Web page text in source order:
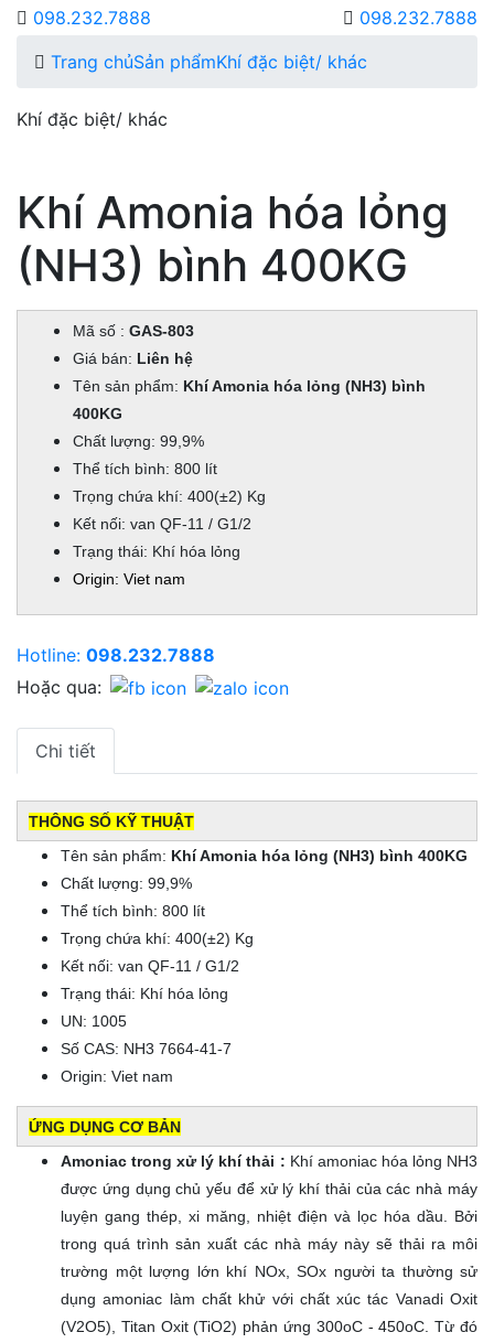
098.232.7888
098.232.7888
Trang chủSản phẩmKhí đặc biệt/ khác
Khí đặc biệt/ khác
Khí Amonia hóa lỏng
(NH3) bình 400KG
Mã số : GAS-803
Giá bán: Liên hệ
Tên sản phẩm: Khí Amonia hóa lỏng (NH3) bình
400KG
Chất lượng: 99,9%
Thể tích bình: 800 lít
Trọng chứa khí: 400(±2) Kg
Kết nối: van QF-11 / G1/2
Trạng thái: Khí hóa lỏng
Origin: Viet nam
Hotline: 098.232.7888
Hoặc qua:
Chi tiết
THÔNG SỐ KỸ THUẬT
Tên sản phẩm: Khí Amonia hóa lỏng (NH3) bình 400KG
Chất lượng: 99,9%
Thể tích bình: 800 lít
Trọng chứa khí: 400(±2) Kg
Kết nối: van QF-11 / G1/2
Trạng thái: Khí hóa lỏng
UN: 1005
Số CAS: NH3 7664-41-7
Origin: Viet nam
ỨNG DỤNG CƠ BẢN
Amoniac trong xử lý khí thải : Khí amoniac hóa lỏng NH3
được ứng dụng chủ yếu để xử lý khí thải của các nhà máy
luyện gang thép, xi măng, nhiệt điện và lọc hóa dầu. Bởi
trong quá trình sản xuất các nhà máy này sẽ thải ra môi
trường một lượng lớn khí NOx, SOx người ta thường sử
dụng amoniac làm chất khử với chất xúc tác Vanadi Oxit
(V2O5), Titan Oxit (TiO2) phản ứng 300oC - 450oC. Từ đó